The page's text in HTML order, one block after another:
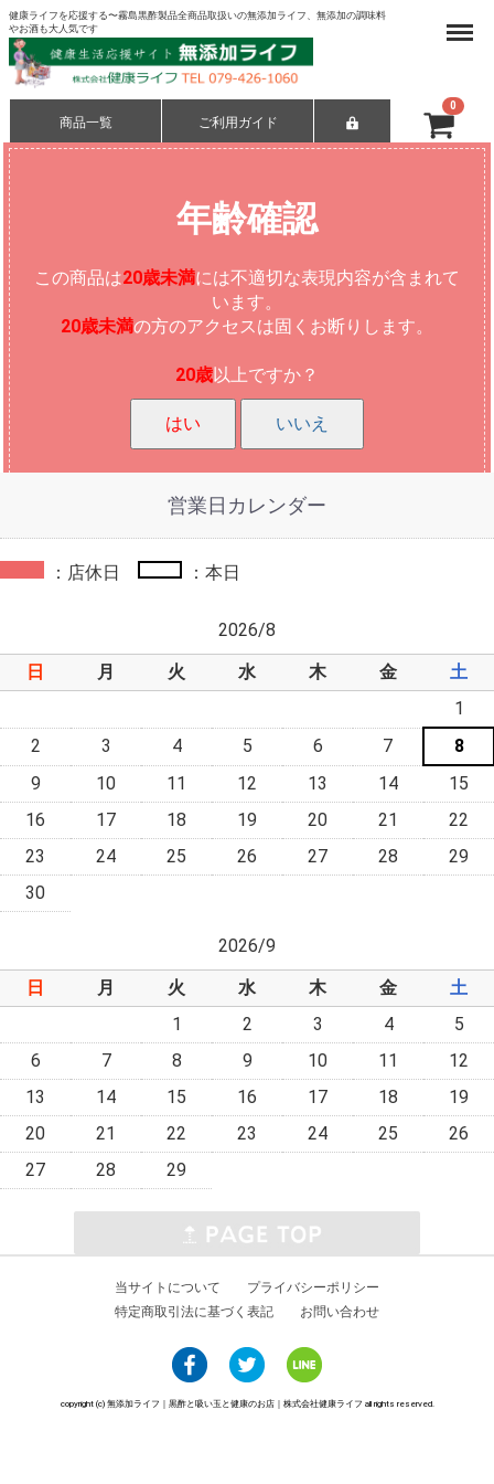
健康ライフを応援する〜霧島黒酢製品全商品取扱いの無添加ライフ、無添加の調味料
やお酒も大人気です
商品一覧 ご利用ガイド
Menu
年齢確認
この商品は20歳未満には不適切な表現内容が含まれて
います。
20歳未満の方のアクセスは固くお断りします。
20歳以上ですか？
はい いいえ
0
営業日カレンダー
：店休日 ：本日
2026/8
日
月 火 水 木 金
土
1
2
3 4 5 6 7
8
9
10 11 12 13 14
15
16
17 18 19 20 21
22
23
24 25 26 27 28
29
30
2026/9
日
月 火 水 木 金
土
1
2 3 4
5
6
7 8 9 10 11
12
13
14 15 16 17 18
19
20
21 22 23 24 25
26
27
28 29
当サイトについて
プライバシーポリシー
特定商取引法に基づく表記
お問い合わせ
copyright (c) 無添加ライフ｜黒酢と吸い玉と健康のお店｜株式会社健康ライフ all rights reserved.